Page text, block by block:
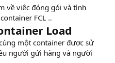
về việc đóng gói và tình
FCL ..
Load
một container được sử
người gửi hàng và người